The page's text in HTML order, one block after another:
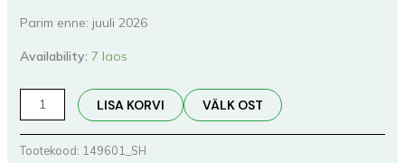
Parim enne: juuli 2026
Availability: 7 laos
LISA KORVI VÄLK OST
Tootekood: 149601_SH